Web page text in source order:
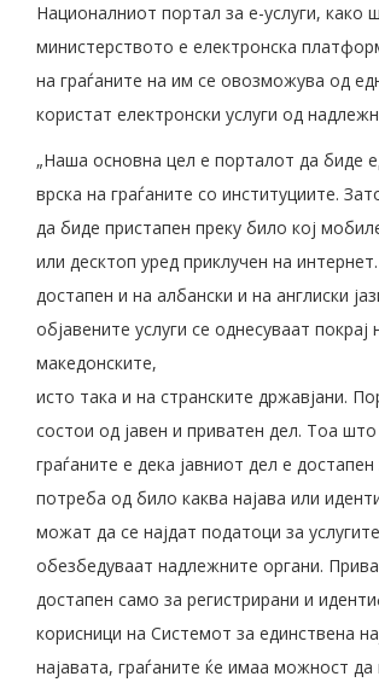
Националниот портал за е-услуги, како
министерството е електронска
на граѓаните на им се овозможува од
користат електронски услуги од
„Наша основна цел е порталот да биде
врска на граѓаните со институциите.
да биде пристапен преку било кој
или десктоп уред приклучен на
достапен и на албански и на англиски
објавените услуги се однесуваат покрај
македонските,
исто така и на странските државјани.
состои од јавен и приватен дел. Тоа
граѓаните е дека јавниот дел е
потреба од било каква најава или
можат да се најдат податоци за
обезбедуваат надлежните органи.
достапен само за регистрирани и
корисници на Системот за единствена
најавата, граѓаните ќе имаа можност да